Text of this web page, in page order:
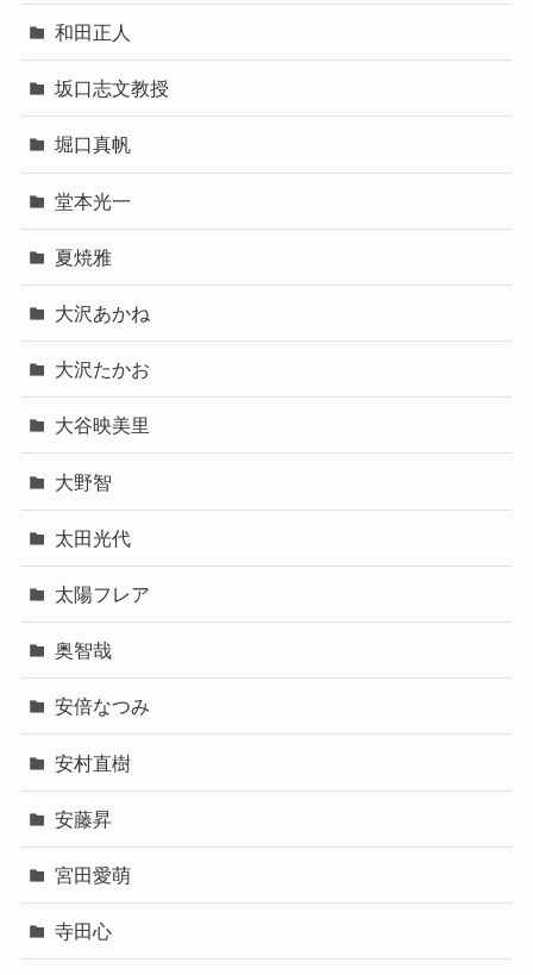
和田正人
坂口志文教授
堀口真帆
堂本光一
夏焼雅
大沢あかね
大沢たかお
大谷映美里
大野智
太田光代
太陽フレア
奥智哉
安倍なつみ
安村直樹
安藤昇
宮田愛萌
寺田心